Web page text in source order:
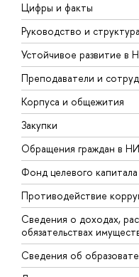
Цифры и факты
Руководство и структура
Устойчивое развитие
Преподаватели и
Корпуса и общежития
Закупки
Обращения граждан в
Фонд целевого капитала
Противодействие
Сведения о доходах,
обязательствах
Сведения об